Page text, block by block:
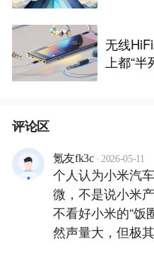
无线
上都“
评论区
氪友fk3c · 2026-05-11
个人认为小米汽
微，不是说小米
不看好小米的“饭
然声量大，但极